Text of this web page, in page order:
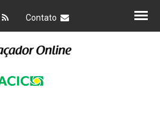
Contato